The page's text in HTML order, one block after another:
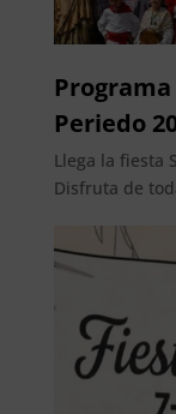
Programa
Periedo
Llega la fiesta
Disfruta de